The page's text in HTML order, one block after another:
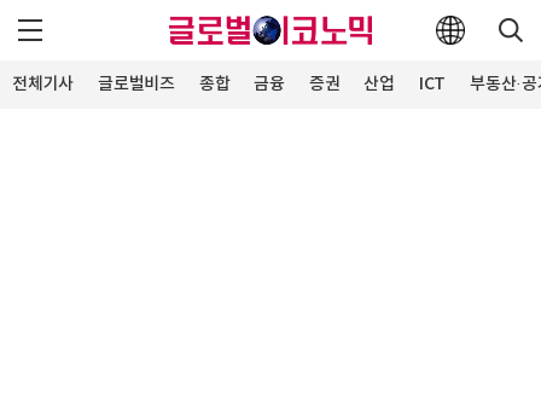
전체기사 글로벌비즈 종합 금융 증권 산업 ICT 부동산·